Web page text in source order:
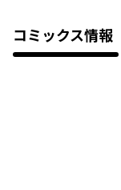
コミックス情報